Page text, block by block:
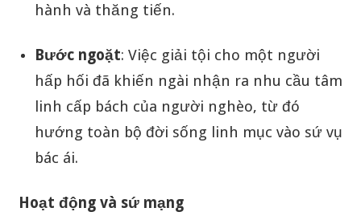
hành và thăng tiến.
Bước ngoặt: Việc giải tội cho một người
hấp hối đã khiến ngài nhận ra nhu cầu tâm
linh cấp bách của người nghèo, từ đó
hướng toàn bộ đời sống linh mục vào sứ vụ
bác ái.
Hoạt động và sứ mạng